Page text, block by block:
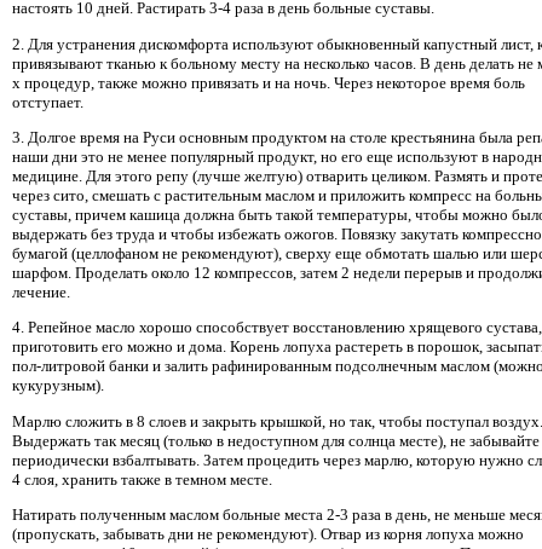
настоять 10 дней. Растирать 3-4 раза в день больные суставы.
2. Для устранения дискомфорта используют обыкновенный капустный лист,
привязывают тканью к больному месту на несколько часов. В день делать не
х процедур, также можно привязать и на ночь. Через некоторое время боль
отступает.
3. Долгое время на Руси основным продуктом на столе крестьянина была
наши дни это не менее популярный продукт, но его еще используют в
медицине. Для этого репу (лучше желтую) отварить целиком. Размять и
через сито, смешать с растительным маслом и приложить компресс на
суставы, причем кашица должна быть такой температуры, чтобы можно
выдержать без труда и чтобы избежать ожогов. Повязку закутать
бумагой (целлофаном не рекомендуют), сверху еще обмотать шалью или
шарфом. Проделать около 12 компрессов, затем 2 недели перерыв и
лечение.
4. Репейное масло хорошо способствует восстановлению хрящевого
приготовить его можно и дома. Корень лопуха растереть в порошок,
пол-литровой банки и залить рафинированным подсолнечным маслом
кукурузным).
Марлю сложить в 8 слоев и закрыть крышкой, но так, чтобы поступал воздух.
Выдержать так месяц (только в недоступном для солнца месте), не забывайте
периодически взбалтывать. Затем процедить через марлю, которую нужно
4 слоя, хранить также в темном месте.
Натирать полученным маслом больные места 2-3 раза в день, не меньше
(пропускать, забывать дни не рекомендуют). Отвар из корня лопуха можно